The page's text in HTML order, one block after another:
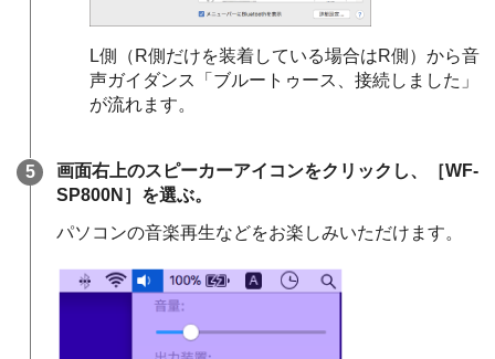
L側（R側だけを装着している場合はR側）から音
声ガイダンス
「ブルートゥース、接続しました」
が流れます。
画面右上のスピーカーアイコンをクリックし、［WF-
SP800N ］を選ぶ。
パソコンの音楽再生などをお楽しみいただけます。